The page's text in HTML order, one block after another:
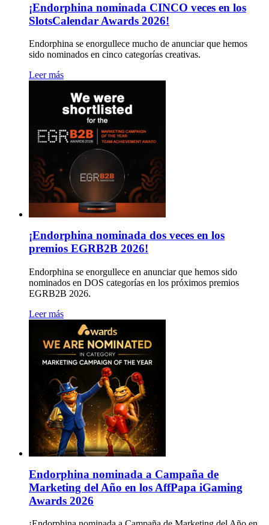
¡Endorphina nominada CINCO veces en los
SlotsCalendar Awards 2026!
Endorphina se enorgullece mucho de anunciar que hemos
sido nominados en cinco categorías creativas.
Leer más
¡Endorphina nominada dos veces en los
premios EGRB2B 2026!
Endorphina se enorgullece en anunciar que hemos sido
nominados en DOS categorías en los próximos premios
EGRB2B 2026.
Leer más
Endorphina nominada a Campaña de
Marketing del Año en los AffPapa iGaming
Awards 2026